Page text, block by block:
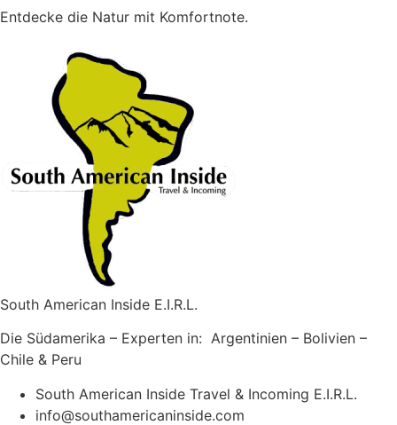
Entdecke die Natur mit Komfortnote.
South American Inside E.I.R.L.
Die Südamerika – Experten in: Argentinien – Bolivien –
Chile & Peru
South American Inside Travel & Incoming E.I.R.L.
info@southamericaninside.com